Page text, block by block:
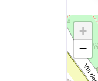
+
−